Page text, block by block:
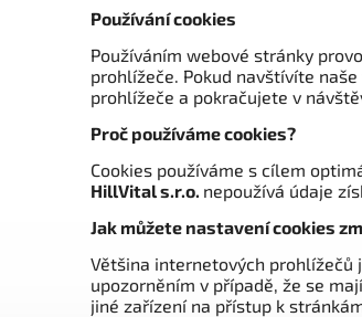
Používání cookies
Používáním webové stránky
prohlížeče. Pokud navštívíte
prohlížeče a pokračujete v
Proč používáme cookies?
Cookies používáme s cílem
HillVital s.r.o. nepoužívá údaje
Jak můžete nastavení cookies
Většina internetových prohlížečů
upozorněním v případě, že se
jiné zařízení na přístup k